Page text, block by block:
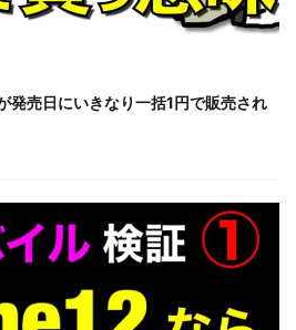
発売日にいきなり一括1円で販売され